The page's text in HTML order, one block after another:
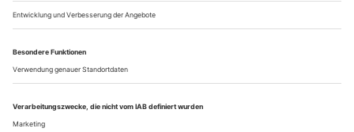
Im äußersten Norden der Republik stemmte man sich wieder
einmal gegen den theatralen Weltuntergang: Das Schleswig-
Holsteinische Landestheater, dieser seit vielen Jahrzehnten
bewährte Zusammenschluss der Bühnen von Flensburg,
Schleswig (als Verwaltungshauptsitz), Rendsburg und neun
weiteren Bespielorten, drohte auseinanderzubrechen.